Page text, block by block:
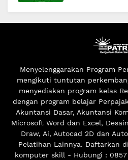
Menyelenggarakan Program
mengikuti tuntutan
menyediakan program kelas
dengan program belajar
Akuntansi Dasar, Akuntansi
Microsoft Word dan Excel,
Draw, Ai, Autocad 2D dan
Pelatihan Lainnya. Daftarkan
komputer skill - Hubungi :